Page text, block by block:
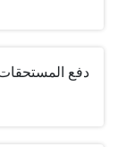
دفع المستحقات